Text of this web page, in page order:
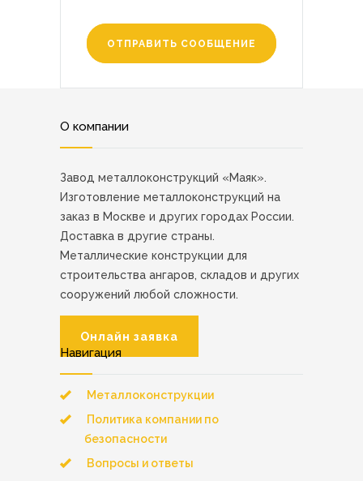
ОТПРАВИТЬ СООБЩЕНИЕ
О компании
Завод металлоконструкций «Маяк».
Изготовление металлоконструкций на
заказ в Москве и других городах России.
Доставка в другие страны.
Металлические конструкции для
строительства ангаров, складов и других
сооружений любой сложности.
Онлайн заявка
Навигация
Металлоконструкции
Политика компании по
безопасности
Вопросы и ответы